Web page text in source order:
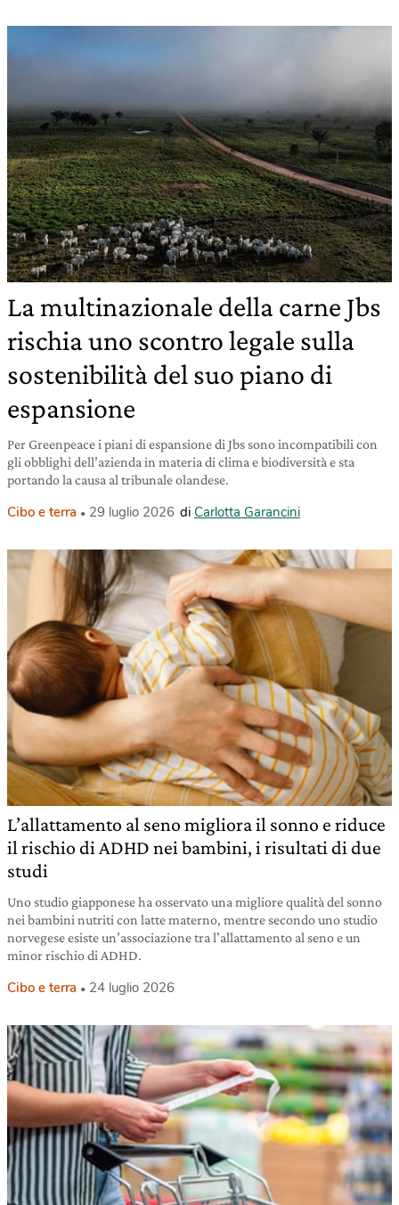
La multinazionale della carne Jbs
rischia uno scontro legale sulla
sostenibilità del suo piano di
espansione
Per Greenpeace i piani di espansione di Jbs sono incompatibili con
gli obblighi dell’azienda in materia di clima e biodiversità e sta
portando la causa al tribunale olandese.
Cibo e terra 29 luglio 2026 di Carlotta Garancini
L’allattamento al seno migliora il sonno e riduce
il rischio di ADHD nei bambini, i risultati di due
studi
Uno studio giapponese ha osservato una migliore qualità del sonno
nei bambini nutriti con latte materno, mentre secondo uno studio
norvegese esiste un’associazione tra l’allattamento al seno e un
minor rischio di ADHD.
Cibo e terra 24 luglio 2026